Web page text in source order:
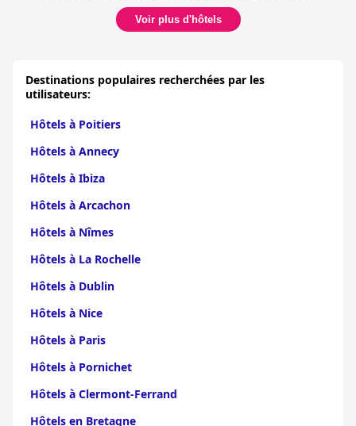
Voir plus d'hôtels
Destinations populaires recherchées par les
utilisateurs:
Hôtels à Poitiers
Hôtels à Annecy
Hôtels à Ibiza
Hôtels à Arcachon
Hôtels à Nîmes
Hôtels à La Rochelle
Hôtels à Dublin
Hôtels à Nice
Hôtels à Paris
Hôtels à Pornichet
Hôtels à Clermont-Ferrand
Hôtels en Bretagne